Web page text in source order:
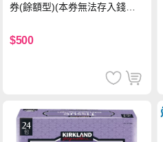
券(餘額型)(本券無法存入錢包
$500